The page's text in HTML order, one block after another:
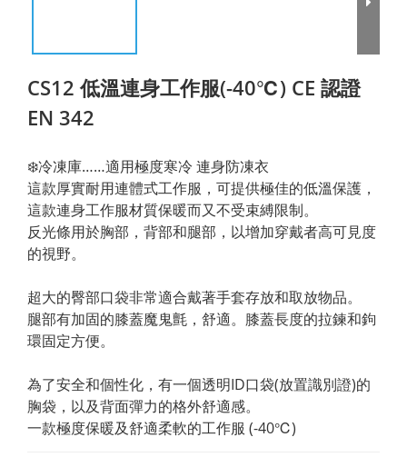
CS12 低溫連身工作服(-40℃) CE 認證
EN 342
❄️冷凍庫……適用極度寒冷 連身防凍衣
這款厚實耐用連體式工作服，可提供極佳的低溫保護，
這款連身工作服材質保暖而又不受束縛限制。
反光條用於胸部，背部和腿部，以增加穿戴者高可見度
的視野。
超大的臀部口袋非常適合戴著手套存放和取放物品。
腿部有加固的膝蓋魔鬼氈，舒適。膝蓋長度的拉鍊和鉤
環固定方便。
為了安全和個性化，有一個透明ID口袋(放置識別證)的
胸袋，以及背面彈力的格外舒適感。
一款極度保暖及舒適柔軟的工作服 (-40℃)